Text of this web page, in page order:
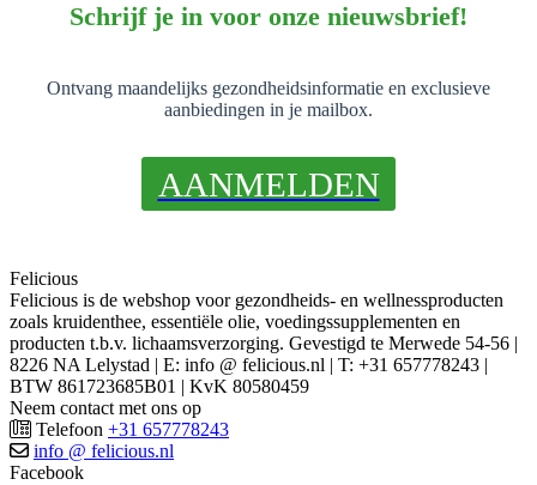
Schrijf je in voor onze nieuwsbrief!
Ontvang maandelijks gezondheidsinformatie en exclusieve
aanbiedingen in je mailbox.
AANMELDEN
Felicious
Felicious is de webshop voor gezondheids- en wellnessproducten
zoals kruidenthee, essentiële olie, voedingssupplementen en
producten t.b.v. lichaamsverzorging. Gevestigd te Merwede 54-56 |
8226 NA Lelystad | E: info @ felicious.nl | T: +31 657778243 |
BTW 861723685B01 | KvK 80580459
Neem contact met ons op
Telefoon +31 657778243
info @ felicious.nl
Facebook